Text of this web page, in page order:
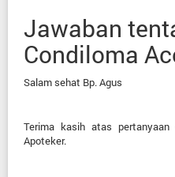
Jawaban
Condiloma
Salamsehat Bp. Agus
Terima kasih atas pertanyaan
Apoteker.